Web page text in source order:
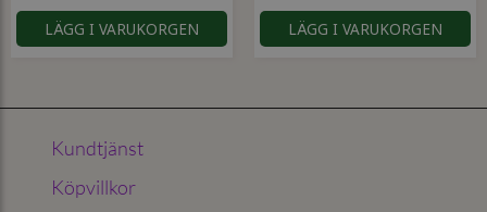
LÄGG I VARUKORGEN
LÄGG I VARUKORGEN
Kundtjänst
Köpvillkor